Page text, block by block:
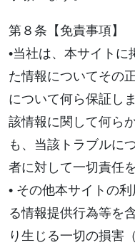
第８条【免責事項】
•当社は、本サイト
た情報についてその
について何ら保証し
該情報に関して何ら
も、当該トラブルに
者に対して一切責任
• その他本サイトの
る情報提供行為等を
り生じる一切の損害